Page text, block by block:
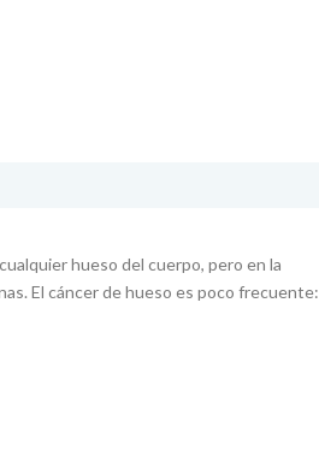
hueso del cuerpo, pero en la
El cáncer de hueso es poco frecuente: